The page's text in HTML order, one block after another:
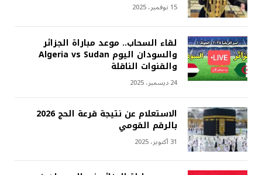
15 نوفمبر، 2025
لقاء السحاب.. موعد مباراة الجزائر
والسودان اليوم Algeria vs Sudan
والقنوات الناقلة
24 ديسمبر، 2025
الاستعلام عن نتيجة قرعة الحج 2026
بالرقم القومي
31 أكتوبر، 2025